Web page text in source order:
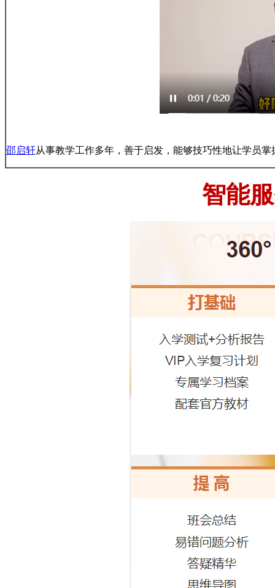
邵启轩从事教学工作多年，善于启发，能够技巧性地让学员
智能